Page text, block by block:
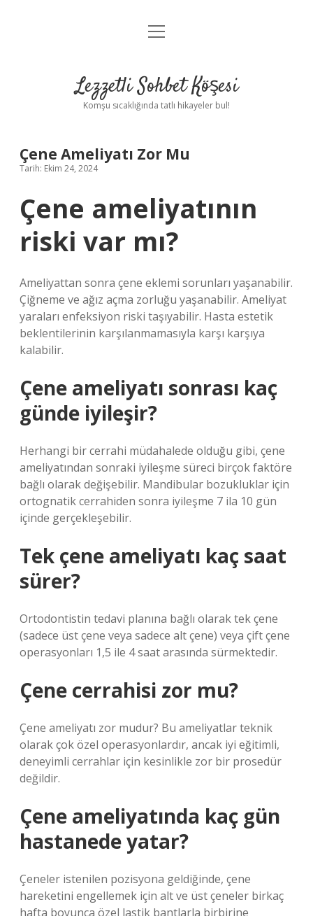
Anasayfa
Yasal Uyarı
menüyü
Lezzetli Sohbet Köşesi
Komşu sıcaklığında tatlı hikayeler bul!
Çene Ameliyatı Zor Mu
Tarih: Ekim 24, 2024
Çene ameliyatının
riski var mı?
Ameliyattan sonra çene eklemi sorunları yaşanabilir.
Çiğneme ve ağız açma zorluğu yaşanabilir. Ameliyat
yaraları enfeksiyon riski taşıyabilir. Hasta estetik
beklentilerinin karşılanmamasıyla karşı karşıya
kalabilir.
Çene ameliyatı sonrası kaç
günde iyileşir?
Herhangi bir cerrahi müdahalede olduğu gibi, çene
ameliyatından sonraki iyileşme süreci birçok faktöre
bağlı olarak değişebilir. Mandibular bozukluklar için
ortognatik cerrahiden sonra iyileşme 7 ila 10 gün
içinde gerçekleşebilir.
Tek çene ameliyatı kaç saat
sürer?
Ortodontistin tedavi planına bağlı olarak tek çene
(sadece üst çene veya sadece alt çene) veya çift çene
operasyonları 1,5 ile 4 saat arasında sürmektedir.
Çene cerrahisi zor mu?
Çene ameliyatı zor mudur? Bu ameliyatlar teknik
olarak çok özel operasyonlardır, ancak iyi eğitimli,
deneyimli cerrahlar için kesinlikle zor bir prosedür
değildir.
Çene ameliyatında kaç gün
hastanede yatar?
Çeneler istenilen pozisyona geldiğinde, çene
hareketini engellemek için alt ve üst çeneler birkaç
hafta boyunca özel lastik bantlarla birbirine